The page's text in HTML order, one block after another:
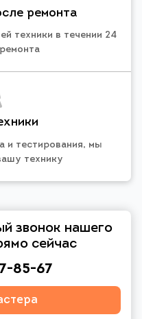
ремонта
техники в течении 24
и тестирования, мы
технику
звонок нашего
сейчас
85-67